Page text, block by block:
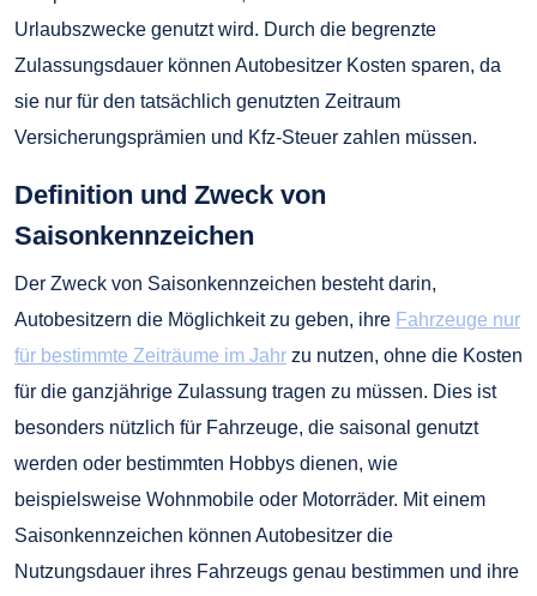
Urlaubszwecke genutzt wird. Durch die begrenzte
Zulassungsdauer können Autobesitzer Kosten sparen, da
sie nur für den tatsächlich genutzten Zeitraum
Versicherungsprämien und Kfz-Steuer zahlen müssen.
Definition und Zweck von
Saisonkennzeichen
Der Zweck von Saisonkennzeichen besteht darin,
Autobesitzern die Möglichkeit zu geben, ihre Fahrzeuge nur
für bestimmte Zeiträume im Jahr zu nutzen, ohne die Kosten
für die ganzjährige Zulassung tragen zu müssen. Dies ist
besonders nützlich für Fahrzeuge, die saisonal genutzt
werden oder bestimmten Hobbys dienen, wie
beispielsweise Wohnmobile oder Motorräder. Mit einem
Saisonkennzeichen können Autobesitzer die
Nutzungsdauer ihres Fahrzeugs genau bestimmen und ihre